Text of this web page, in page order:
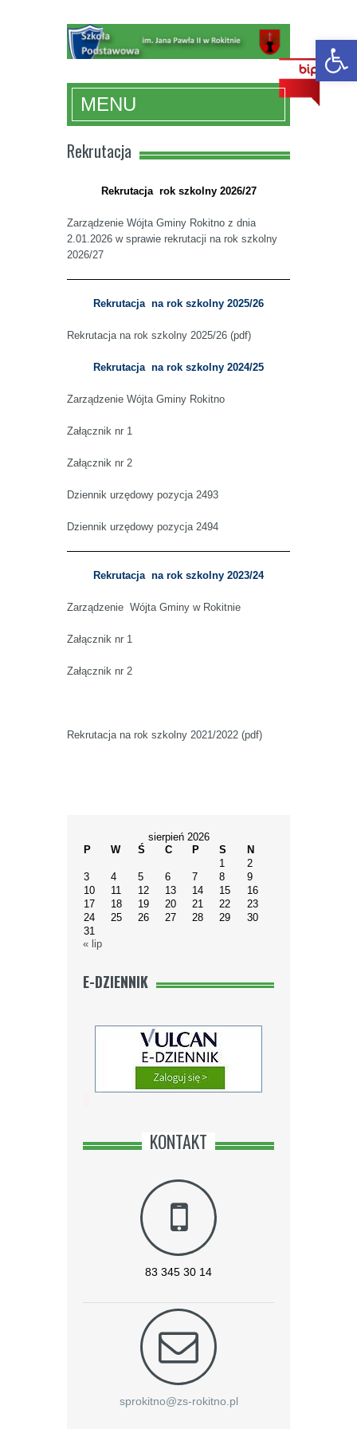
MENU
Rekrutacja
Rekrutacja rok szkolny 2026/27
Zarządzenie Wójta Gminy Rokitno z dnia
2.01.2026 w sprawie rekrutacji na rok szkolny
2026/27
Rekrutacja na rok szkolny 2025/26
Rekrutacja na rok szkolny 2025/26 (pdf)
Rekrutacja na rok szkolny 2024/25
Zarządzenie Wójta Gminy Rokitno
Załącznik nr 1
Załącznik nr 2
Dziennik urzędowy pozycja 2493
Dziennik urzędowy pozycja 2494
Rekrutacja na rok szkolny 2023/24
Zarządzenie Wójta Gminy w Rokitnie
Załącznik nr 1
Załącznik nr 2
Rekrutacja na rok szkolny 2021/2022 (pdf)
sierpień 2026
P
W Ś C P S
N
1
2
3
4 5 6 7 8
9
10
11 12 13 14 15
16
17
18 19 20 21 22
23
24
25 26 27 28 29
30
31
« lip
E-DZIENNIK
KONTAKT
83 345 30 14
sprokitno@zs-rokitno.pl